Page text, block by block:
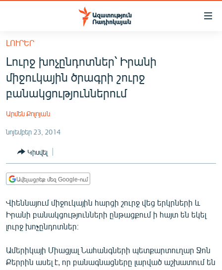
Մատչելիության
հիմնական
բովանդակությանը
Անցնել
հիմնական
մենյուին
ՀԱՅԱՍՏԱՆ
ՔԱՂԱՔԱԿԱՆ
ՏՆՏԵՍՈՒԹՅՈՒՆ
ՂԱՐԱԲԱՂ
ՏԱՐԱԾԱՇՐՋԱՆ
ՄԻՋԱԶԳԱՅԻՆ
ՄՇԱԿՈՒՅԹ
ՍՊՈՐՏ
ԼՈՒՐԵՐ
Լուրջ խոչընդոտներ՝ Իրանի
միջուկային ծրագրի շուրջ
բանակցություններում
Արմեն Քոլոյան
նոյեմբեր 23, 2014
Կիսվել
Ավելացրեք մեզ Google-ում
Վիեննայում միջուկային հարցի շուրջ վեց երկրների և
Իրանի բանակցությունների ընթացքում ի հայտ են եկել
լուրջ խոչընդոտներ։
Ամերիկայի Միացյալ Նահանգների պետքարտուղար Ջոն
Քերրին ասել է, որ բանագնացները լարված աշխատում են